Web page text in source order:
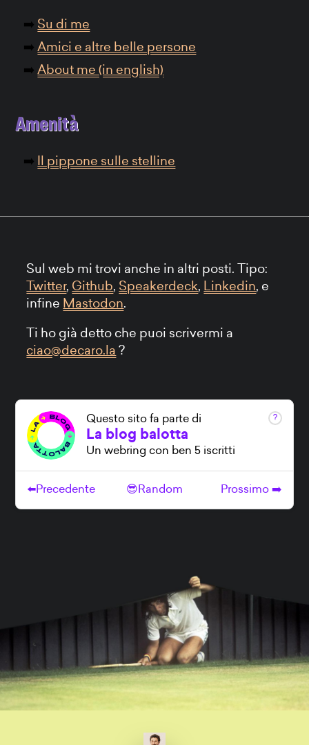
Su di me
Amici e altre belle persone
About me (in english)
Amenità
Il pippone sulle stelline
Sul web mi trovi anche in altri posti. Tipo:
Twitter, Github, Speakerdeck, Linkedin, e
infine Mastodon.
Ti ho già detto che puoi scrivermi a
ciao@decaro.la ?